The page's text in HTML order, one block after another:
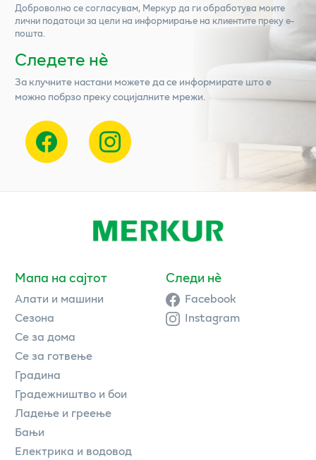
Доброволно се согласувам, Меркурда ги обработува моите
лични податоци за цели на информирање на клиентите преку е-
пошта.
Следете нѐ
За клучните настани можете да се информирате што е
можно побрзо преку социјалните мрежи.
Мапа на сајтот
Алати и машини
Сезона
Се за дома
Се за готвење
Градина
Градежништво и бои
Ладење и греење
Бањи
Електрика и водовод
Следи нè
Facebook
Instagram